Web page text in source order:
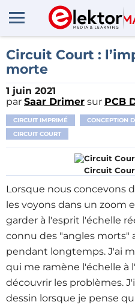
Circuit Court :
morte
1 juin 2021
par Saar Drimer sur PCB
CIRCUIT IMPRIMÉ
CONCEPTION
CIRCUIT COURT
Circuit
Lorsque nous concevons
les voyons dans un zoom
garder à l'esprit l'échelle
connu des "angles morts"
pendant longtemps. J'ai
qui me ramène l'échelle à
découvrir les problèmes.
dessin lorsque je pense